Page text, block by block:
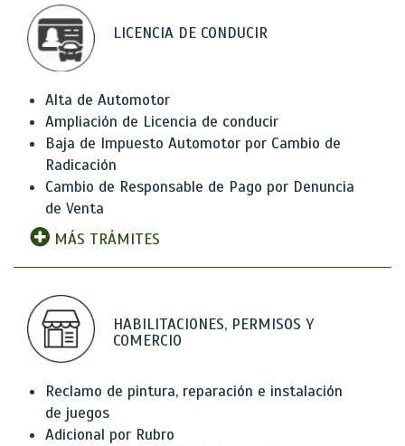
LICENCIA DE CONDUCIR
Alta de Automotor
Ampliación de Licencia de conducir
Baja de Impuesto Automotor por Cambio de
Radicación
Cambio de Responsable de Pago por Denuncia
de Venta
MÁS TRÁMITES
HABILITACIONES, PERMISOS Y
COMERCIO
Reclamo de pintura, reparación e instalación
de juegos
Adicional por Rubro